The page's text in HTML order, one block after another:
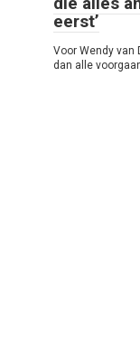
eerst’
Voor Wendy van
dan alle